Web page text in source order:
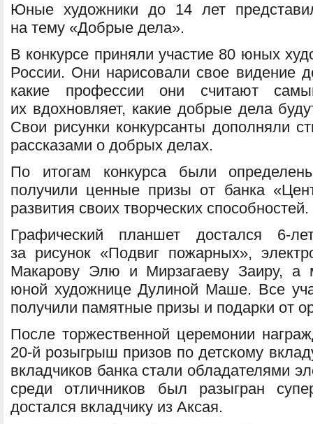
Юные художники до 14 лет
на тему «Добрые дела».
В конкурсе приняли участие 80 юных
России. Они нарисовали свое видение
какие профессии они считают
их вдохновляет, какие добрые дела
Свои рисунки конкурсанты дополняли
рассказами о добрых делах.
По итогам конкурса были
получили ценные призы от банка
развития своих творческих способностей.
Графический планшет достался 6-
за рисунок «Подвиг пожарных»,
Макарову Элю и Мирзагаеву Заиру, а
юной художнице Дулиной Маше. Все
получили памятные призы и подарки от
После торжественной церемонии
20-й розыгрыш призов по детскому
вкладчиков банка стали обладателями
среди отличников был разыгран
достался вкладчику из Аксая.